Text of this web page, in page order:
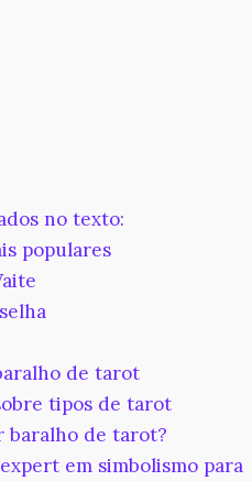
no texto:
populares
de tarot
tipos de tarot
baralho de tarot?
em simbolismo para